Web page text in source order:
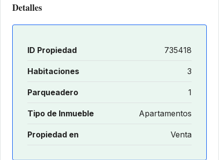
Detalles
ID Propiedad 735418
Habitaciones 3
Parqueadero 1
Tipo de Inmueble Apartamentos
Propiedad en Venta